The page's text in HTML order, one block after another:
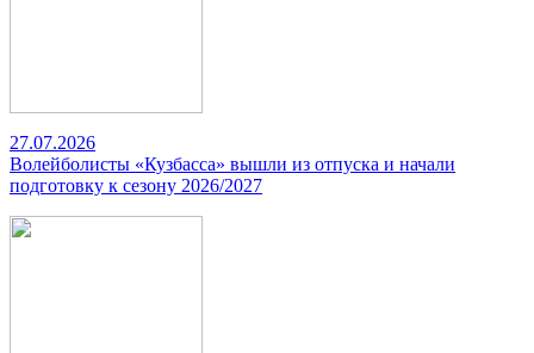
27.07.2026
Волейболисты «Кузбасса» вышли из отпуска и начали
подготовку к сезону 2026/2027